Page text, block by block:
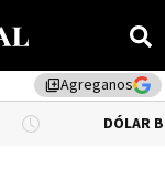
library_addAgreganos
DÓLAR BNA $1,520.00